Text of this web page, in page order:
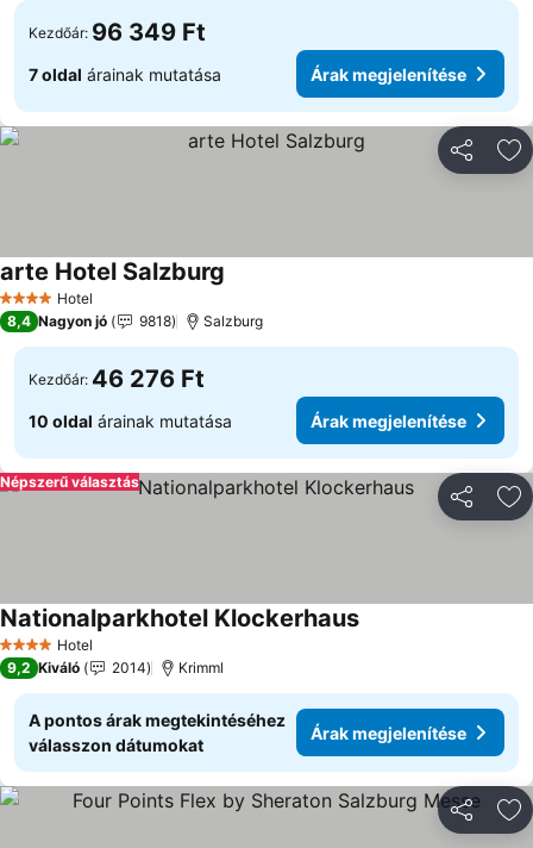
Kezdőár: 96 349 Ft
7 oldal árainak mutatása Árak megjelenítése
4 KategóriaHotel
arte Hotel Salzburg
8,4 Nagyon jó 9818 Salzburg
Kezdőár: 46 276 Ft
10 oldal árainak mutatása Árak megjelenítése
Népszerű választás
4 KategóriaHotel
Nationalparkhotel Klockerhaus
9,2 Kiváló 2014 Krimml
A pontos árak megtekintéséhez
válasszon dátumokat
Árak megjelenítése